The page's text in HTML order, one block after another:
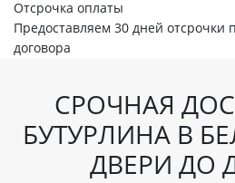
Отсрочка оплаты
Предоставляем 30 дней
договора
СРОЧНАЯ
БУТУРЛИНА В
ДВЕРИ ДО